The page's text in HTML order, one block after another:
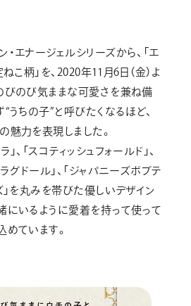
エナージェルシリーズから、「エ
こ柄」を、2020年11月6日（金）よ
びのび気ままな可愛さを兼ね備
うちの子”と呼びたくなるほど、
魅力を表現しました。
、「スコティッシュフォールド」、
ラグドール」、「ジャパニーズボブテ
」を丸みを帯びた優しいデザイン
にいるように愛着を持って使って
めています。